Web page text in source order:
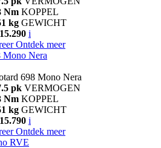
Nm KOPPEL
kg GEWICHT
i
Ontdek meer
Mono Nera
698 Mono Nera
pk VERMOGEN
Nm KOPPEL
kg GEWICHT
i
Ontdek meer
RVE